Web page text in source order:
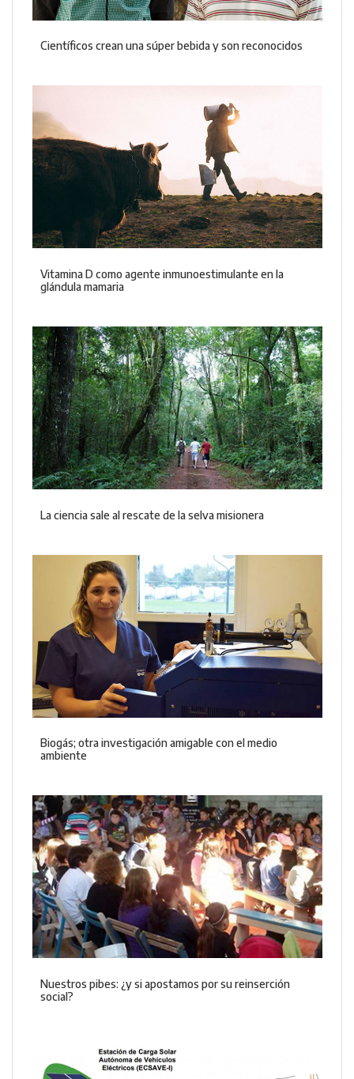
Científicos crean una súper bebida y son reconocidos
Vitamina D como agente inmunoestimulante en la
glándula mamaria
La ciencia sale al rescate de la selva misionera
Biogás; otra investigación amigable con el medio
ambiente
Nuestros pibes: ¿y si apostamos por su reinserción
social?